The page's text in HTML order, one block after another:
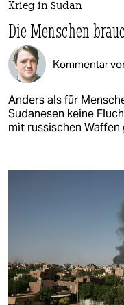
Krieg in Sudan
Die Menschen
Kommentar
Anders als für
Sudanesen keine
mit russischen